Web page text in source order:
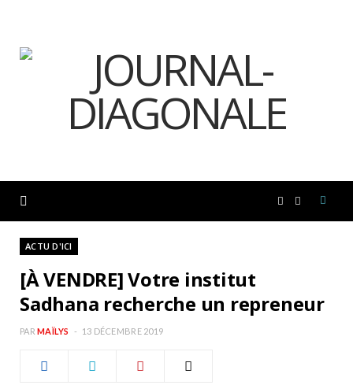
ACTU D'ICI
[À VENDRE] Votre institut
Sadhana recherche un repreneur
PAR MAÏLYS 13 DÉCEMBRE 2019